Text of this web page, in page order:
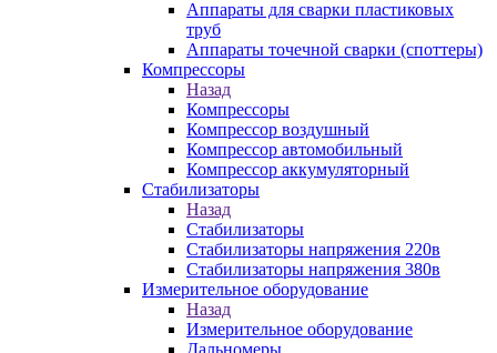
Аппараты для сварки пластиковых
труб
Аппараты точечной сварки (споттеры)
Компрессоры
Назад
Компрессоры
Компрессор воздушный
Компрессор автомобильный
Компрессор аккумуляторный
Стабилизаторы
Назад
Стабилизаторы
Стабилизаторы напряжения 220в
Стабилизаторы напряжения 380в
Измерительное оборудование
Назад
Измерительное оборудование
Дальномеры